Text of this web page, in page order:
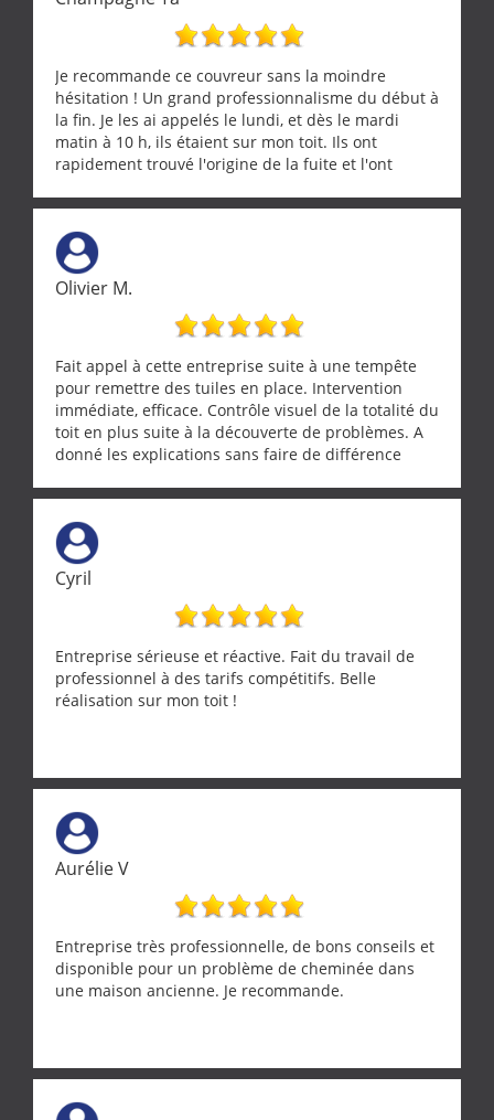
Je recommande ce couvreur sans la moindre
hésitation ! Un grand professionnalisme du début à
la fin. Je les ai appelés le lundi, et dès le mardi
matin à 10 h, ils étaient sur mon toit. Ils ont
rapidement trouvé l'origine de la fuite et l'ont
Une équipe sérieuse, réactive et compétente. C'est
vraiment rassurant de pouvoir compter sur des
artisans aussi professionnels. Merci encore !
Olivier M.
Fait appel à cette entreprise suite à une tempête
pour remettre des tuiles en place. Intervention
immédiate, efficace. Contrôle visuel de la totalité du
toit en plus suite à la découverte de problèmes. A
donné les explications sans faire de différence
Cyril
Entreprise sérieuse et réactive. Fait du travail de
professionnel à des tarifs compétitifs. Belle
réalisation sur mon toit !
Aurélie V
Entreprise très professionnelle, de bons conseils et
disponible pour un problème de cheminée dans
une maison ancienne. Je recommande.